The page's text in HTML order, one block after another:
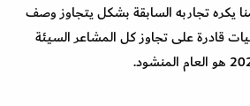
يكره تجاربه السابقة بشكل يتجاوز وصف
قادرة على تجاوز كل المشاعر السيئة